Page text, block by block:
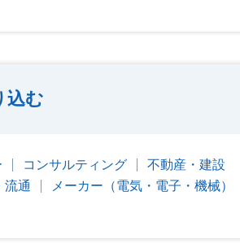
込む
コンサルティング
不動産・建設
流通
メーカー（電気・電子・機械）